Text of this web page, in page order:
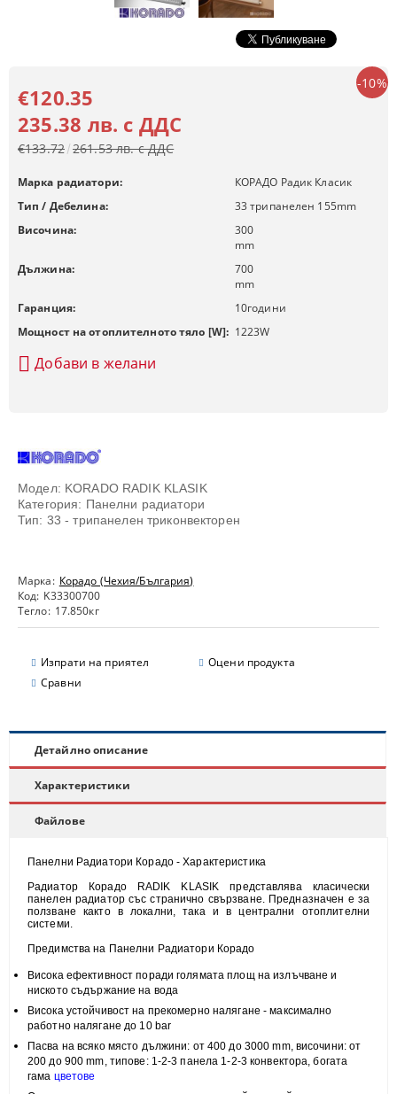
Модел: KORADO RADIK KLASIK
Категория: Панелни радиатори
Тип: 33 - трипанелен триконвекторен
Марка: Корадо (Чехия/България)
Код: K33300700
Тегло: 17.850кг
Изпрати на приятел
Оцени продукта
Сравни
-10%
€120.35
235.38 лв. с ДДС
€133.72 261.53 лв. с ДДС
Марка радиатори:
КОРАДО Радик Класик
Тип / Дебелина:
33 трипанелен 155mm
Височина:
300
mm
Дължина:
700
mm
Гаранция:
10години
Мощност на отоплителното тяло [W]: 1223W
Добави в желани
Детайлно описание
Характеристики
Файлове
Панелни Радиатори Корадо - Характеристика
Радиатор Корадо RADIK KLASIK представлява класически
панелен радиатор със странично свързване. Предназначен е за
ползване както в локални, така и в централни отоплителни
системи.
Предимства на Панелни Радиатори Корадо
Висока ефективност поради голямата площ на излъчване и
ниското съдържание на вода
Висока устойчивост на прекомерно налягане - максимално
работно налягане до 10 bar
Пасва на всяко място дължини: от 400 до 3000 mm, височини:от
200 до 900 mm, типове:1-2-3 панела 1-2-3 конвектора, богата
гама цветове